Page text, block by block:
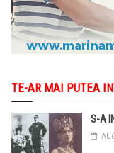
TE-AR MAI PUTEA
S-A